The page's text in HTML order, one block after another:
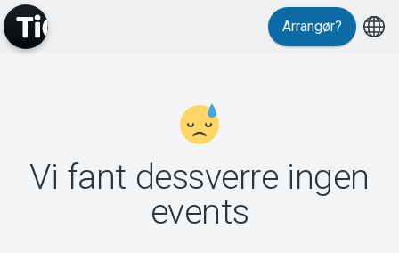
Support
Arrangør?
Vi fant dessverre ingen
events